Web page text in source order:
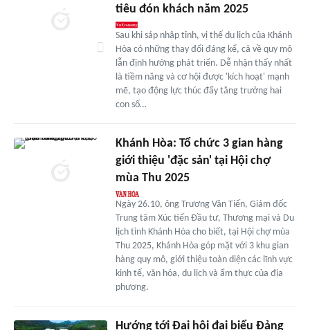
tiêu đón khách năm 2025
Sau khi sáp nhập tỉnh, vị thế du lịch của Khánh
Hòa có những thay đổi đáng kể, cả về quy mô
lẫn định hướng phát triển. Dễ nhận thấy nhất
là tiềm năng và cơ hội được 'kích hoạt' mạnh
mẽ, tạo động lực thúc đẩy tăng trưởng hai
con số…
Khánh Hòa: Tổ chức 3 gian hàng
giới thiệu 'đặc sản' tại Hội chợ
mùa Thu 2025
Ngày 26.10, ông Trương Văn Tiến, Giám đốc
Trung tâm Xúc tiến Đầu tư, Thương mại và Du
lịch tỉnh Khánh Hòa cho biết, tại Hội chợ mùa
Thu 2025, Khánh Hòa góp mặt với 3 khu gian
hàng quy mô, giới thiệu toàn diện các lĩnh vực
kinh tế, văn hóa, du lịch và ẩm thực của địa
phương.
Hướng tới Đại hội đại biểu Đảng